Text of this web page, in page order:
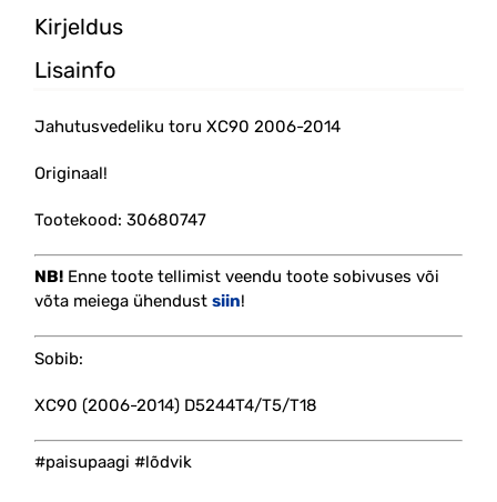
Kirjeldus
Lisainfo
Jahutusvedeliku toru XC90 2006-2014
Originaal!
Tootekood: 30680747
NB! Enne toote tellimist veendu toote sobivuses või
võta meiega ühendust siin!
Sobib:
XC90 (2006-2014) D5244T4/T5/T18
#paisupaagi #lõdvik